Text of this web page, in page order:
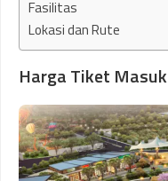
Fasilitas
Lokasi dan Rute
Harga Tiket Masuk